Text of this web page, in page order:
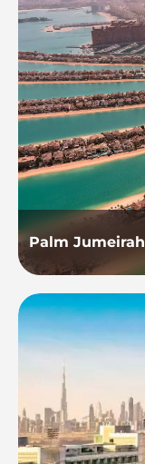
Palm Jumeirah